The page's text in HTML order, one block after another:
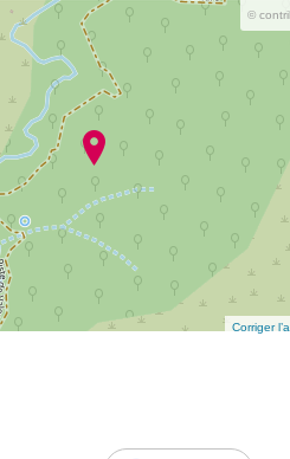
©
Corriger